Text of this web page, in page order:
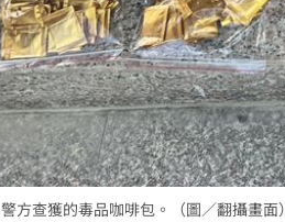
警方查獲的毒品咖啡包。（圖／翻攝畫面）